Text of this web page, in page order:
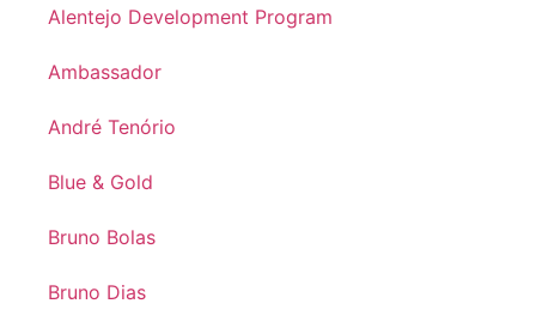
Alentejo Development Program
Ambassador
André Tenório
Blue & Gold
Bruno Bolas
Bruno Dias